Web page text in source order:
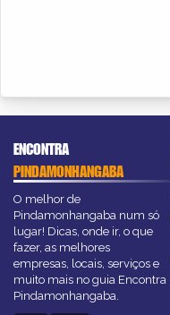
ENCONTRA
PINDAMONHANGABA
O melhor de
Pindamonhangaba num só
lugar! Dicas, onde ir, o que
fazer, as melhores
empresas, locais, serviços e
muito mais no guia Encontra
Pindamonhangaba.